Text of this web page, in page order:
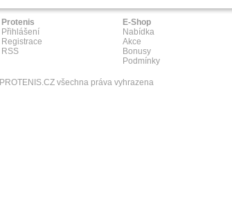
Protenis
Přihlášení
Registrace
RSS
E-Shop
Nabídka
Akce
Bonusy
Podmínky
PROTENIS.CZ všechna práva vyhrazena